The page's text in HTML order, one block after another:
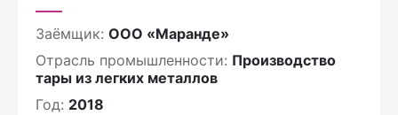
Заёмщик: ООО «Маранде»
Отрасль промышленности: Производство
тары из легких металлов
Год: 2018